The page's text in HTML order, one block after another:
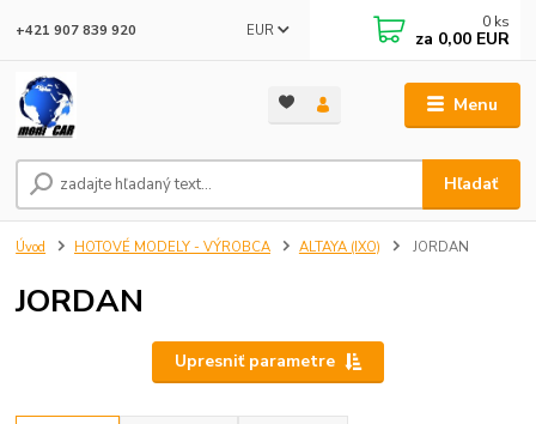
Menu
EUR
Hľadať
+421 907 839 920 0 ks
za 0,00 EUR
Úvod HOTOVÉ MODELY - VÝROBCA ALTAYA (IXO) JORDAN
JORDAN
Upresniť parametre